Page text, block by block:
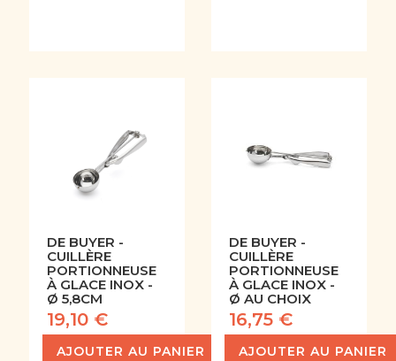
DE BUYER -
CUILLÈRE
PORTIONNEUSE
À GLACE INOX -
Ø 5,8CM
19,10 €
AJOUTER AU PANIER
DE BUYER -
CUILLÈRE
PORTIONNEUSE
À GLACE INOX -
Ø AU CHOIX
16,75 €
AJOUTER AU PANIER